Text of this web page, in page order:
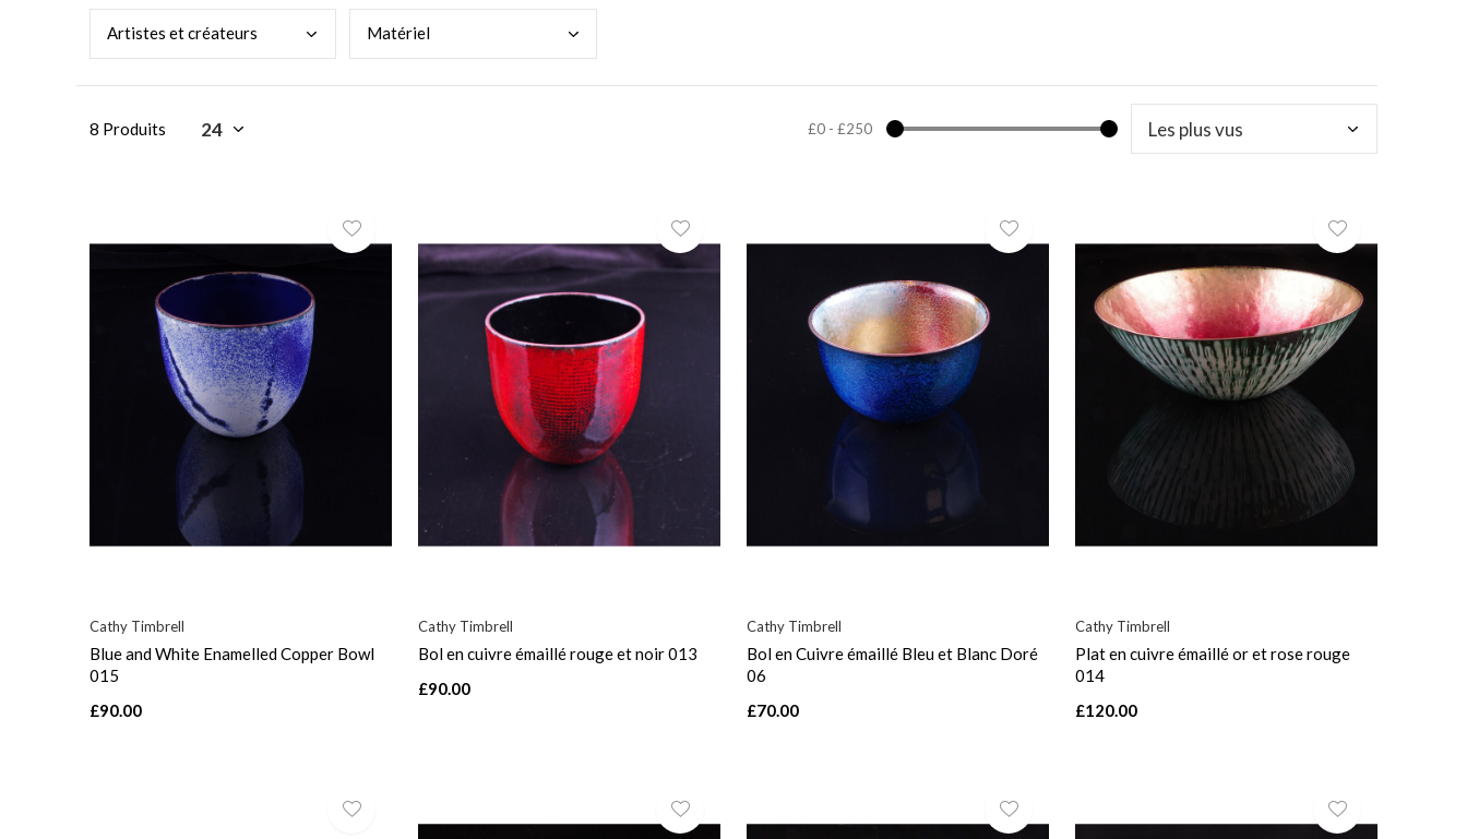
Artistes et créateurs Matériel
8 Produits £0- £250
Cathy Timbrell
Blue and White Enamelled Copper Bowl
015
£90.00
Cathy Timbrell
Bol en cuivre émaillé rouge et noir 013
£90.00
Cathy Timbrell
Bol en Cuivre émaillé Bleu et Blanc Doré
06
£70.00
Cathy Timbrell
Plat en cuivre émaillé or et rose rouge
014
£120.00